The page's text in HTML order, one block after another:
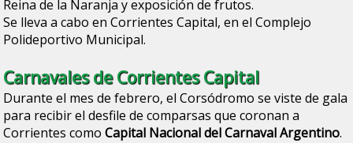
Reina de la Naranja y exposición de frutos.
Se lleva a cabo en Corrientes Capital, en el Complejo
Polideportivo Municipal.
Carnavales de Corrientes Capital
Durante el mes de febrero, el Corsódromo se viste de gala
para recibir el desfile de comparsas que coronan a
Corrientes comoCapital Nacional del Carnaval Argentino.